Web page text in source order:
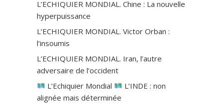
L’ECHIQUIER MONDIAL. Chine : La nouvelle
hyperpuissance
L’ECHIQUIER MONDIAL. Victor Orban :
l’insoumis
L’ECHIQUIER MONDIAL. Iran, l’autre
adversaire de l’occident
L’Echiquier Mondial
L’INDE : non
alignée mais déterminée